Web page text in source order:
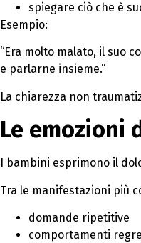
spiegare ciò che è
Esempio:
“Era molto malato, il suo
e parlarne insieme.”
La chiarezza non
Le emozioni
I bambini esprimono il
Tra le manifestazioni più
domande ripetitive
comportamenti